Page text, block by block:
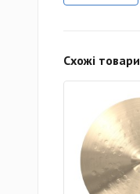
Схожі товари